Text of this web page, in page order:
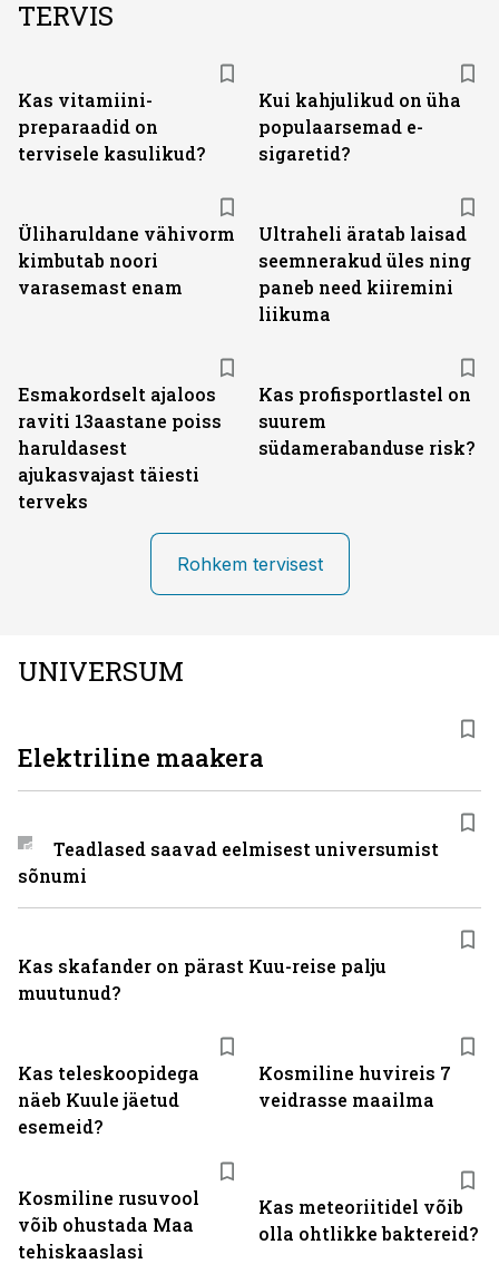
TERVIS
Kas vitamiini­
preparaadid on
tervisele kasulikud?
Kui kahjulikud on üha
populaarsemad e-
sigaretid?
Üliharuldane vähivorm
kimbutab noori
varasemast enam
Ultraheli äratab laisad
seemnerakud üles ning
paneb need kiiremini
liikuma
Esmakordselt ajaloos
raviti 13aastane poiss
haruldasest
ajukasvajast täiesti
terveks
Kas profisportlastel on
suurem
südamerabanduse risk?
Rohkem tervisest
UNIVERSUM
Kas teleskoopidega
näeb Kuule jäetud
esemeid?
Kosmiline huvireis 7
veidrasse maailma
Kosmiline rusuvool
võib ohustada Maa
tehiskaaslasi
Kas meteoriitidel võib
olla ohtlikke baktereid?
Elektriline maakera
Teadlased saavad eelmisest universumist
sõnumi
Kas skafander on pärast Kuu-reise palju
muutunud?